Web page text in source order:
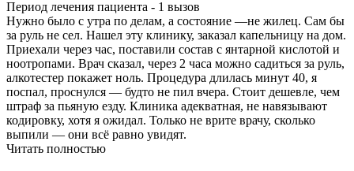
Период лечения пациента - 1 вызов
Нужно было с утра по делам, а состояние —не жилец. Сам бы
за руль не сел. Нашел эту клинику, заказал капельницу на дом.
Приехали через час, поставили состав с янтарной кислотой и
ноотропами. Врач сказал, через 2 часа можно садиться за руль,
алкотестер покажет ноль. Процедура длилась минут 40, я
поспал, проснулся — будто не пил вчера. Стоит дешевле, чем
штраф за пьяную езду. Клиника адекватная, не навязывают
кодировку, хотя я ожидал. Только не врите врачу, сколько
выпили — они всё равно увидят.
Читать полностью